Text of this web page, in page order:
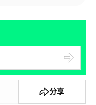
分享